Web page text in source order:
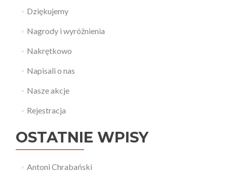
Dziękujemy
Nagrody i wyróżnienia
Nakrętkowo
Napisali o nas
Nasze akcje
Rejestracja
OSTATNIE WPISY
Antoni Chrabański